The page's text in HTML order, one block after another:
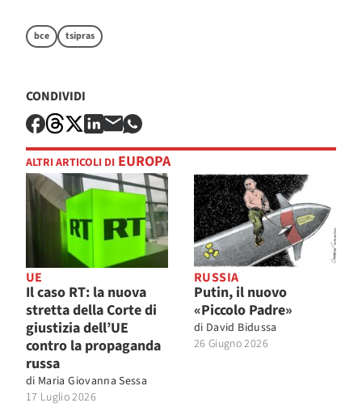
bce tsipras
CONDIVIDI
ALTRI ARTICOLI DI EUROPA
UE
Il caso RT: la nuova
stretta della Corte di
giustizia dell’UE
contro la propaganda
russa
di Maria Giovanna Sessa
17 Luglio 2026
RUSSIA
Putin, il nuovo
«Piccolo Padre»
di David Bidussa
26 Giugno 2026